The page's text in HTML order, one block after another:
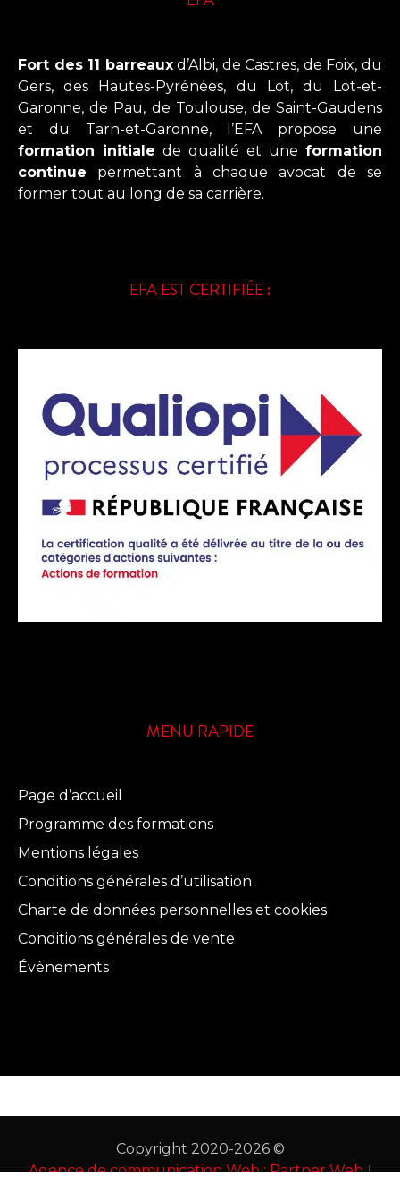
Fort des 11 barreauxd’Albi, de Castres, de Foix, du
Gers, des Hautes-Pyrénées, du Lot, du Lot-et-
Garonne, de Pau, de Toulouse, de Saint-Gaudens
et du Tarn-et-Garonne, l’EFA propose une
formation initiale de qualité et une formation
continue permettant à chaque avocat de se
former tout au long de sa carrière.
EFA EST CERTIFIÉE :
MENU RAPIDE
Page d’accueil
Programme des formations
Mentions légales
Conditions générales d’utilisation
Charte de données personnelles et cookies
Conditions générales de vente
Évènements
Copyright 2020-2026 ©
Agence de communication Web : Partner Web |